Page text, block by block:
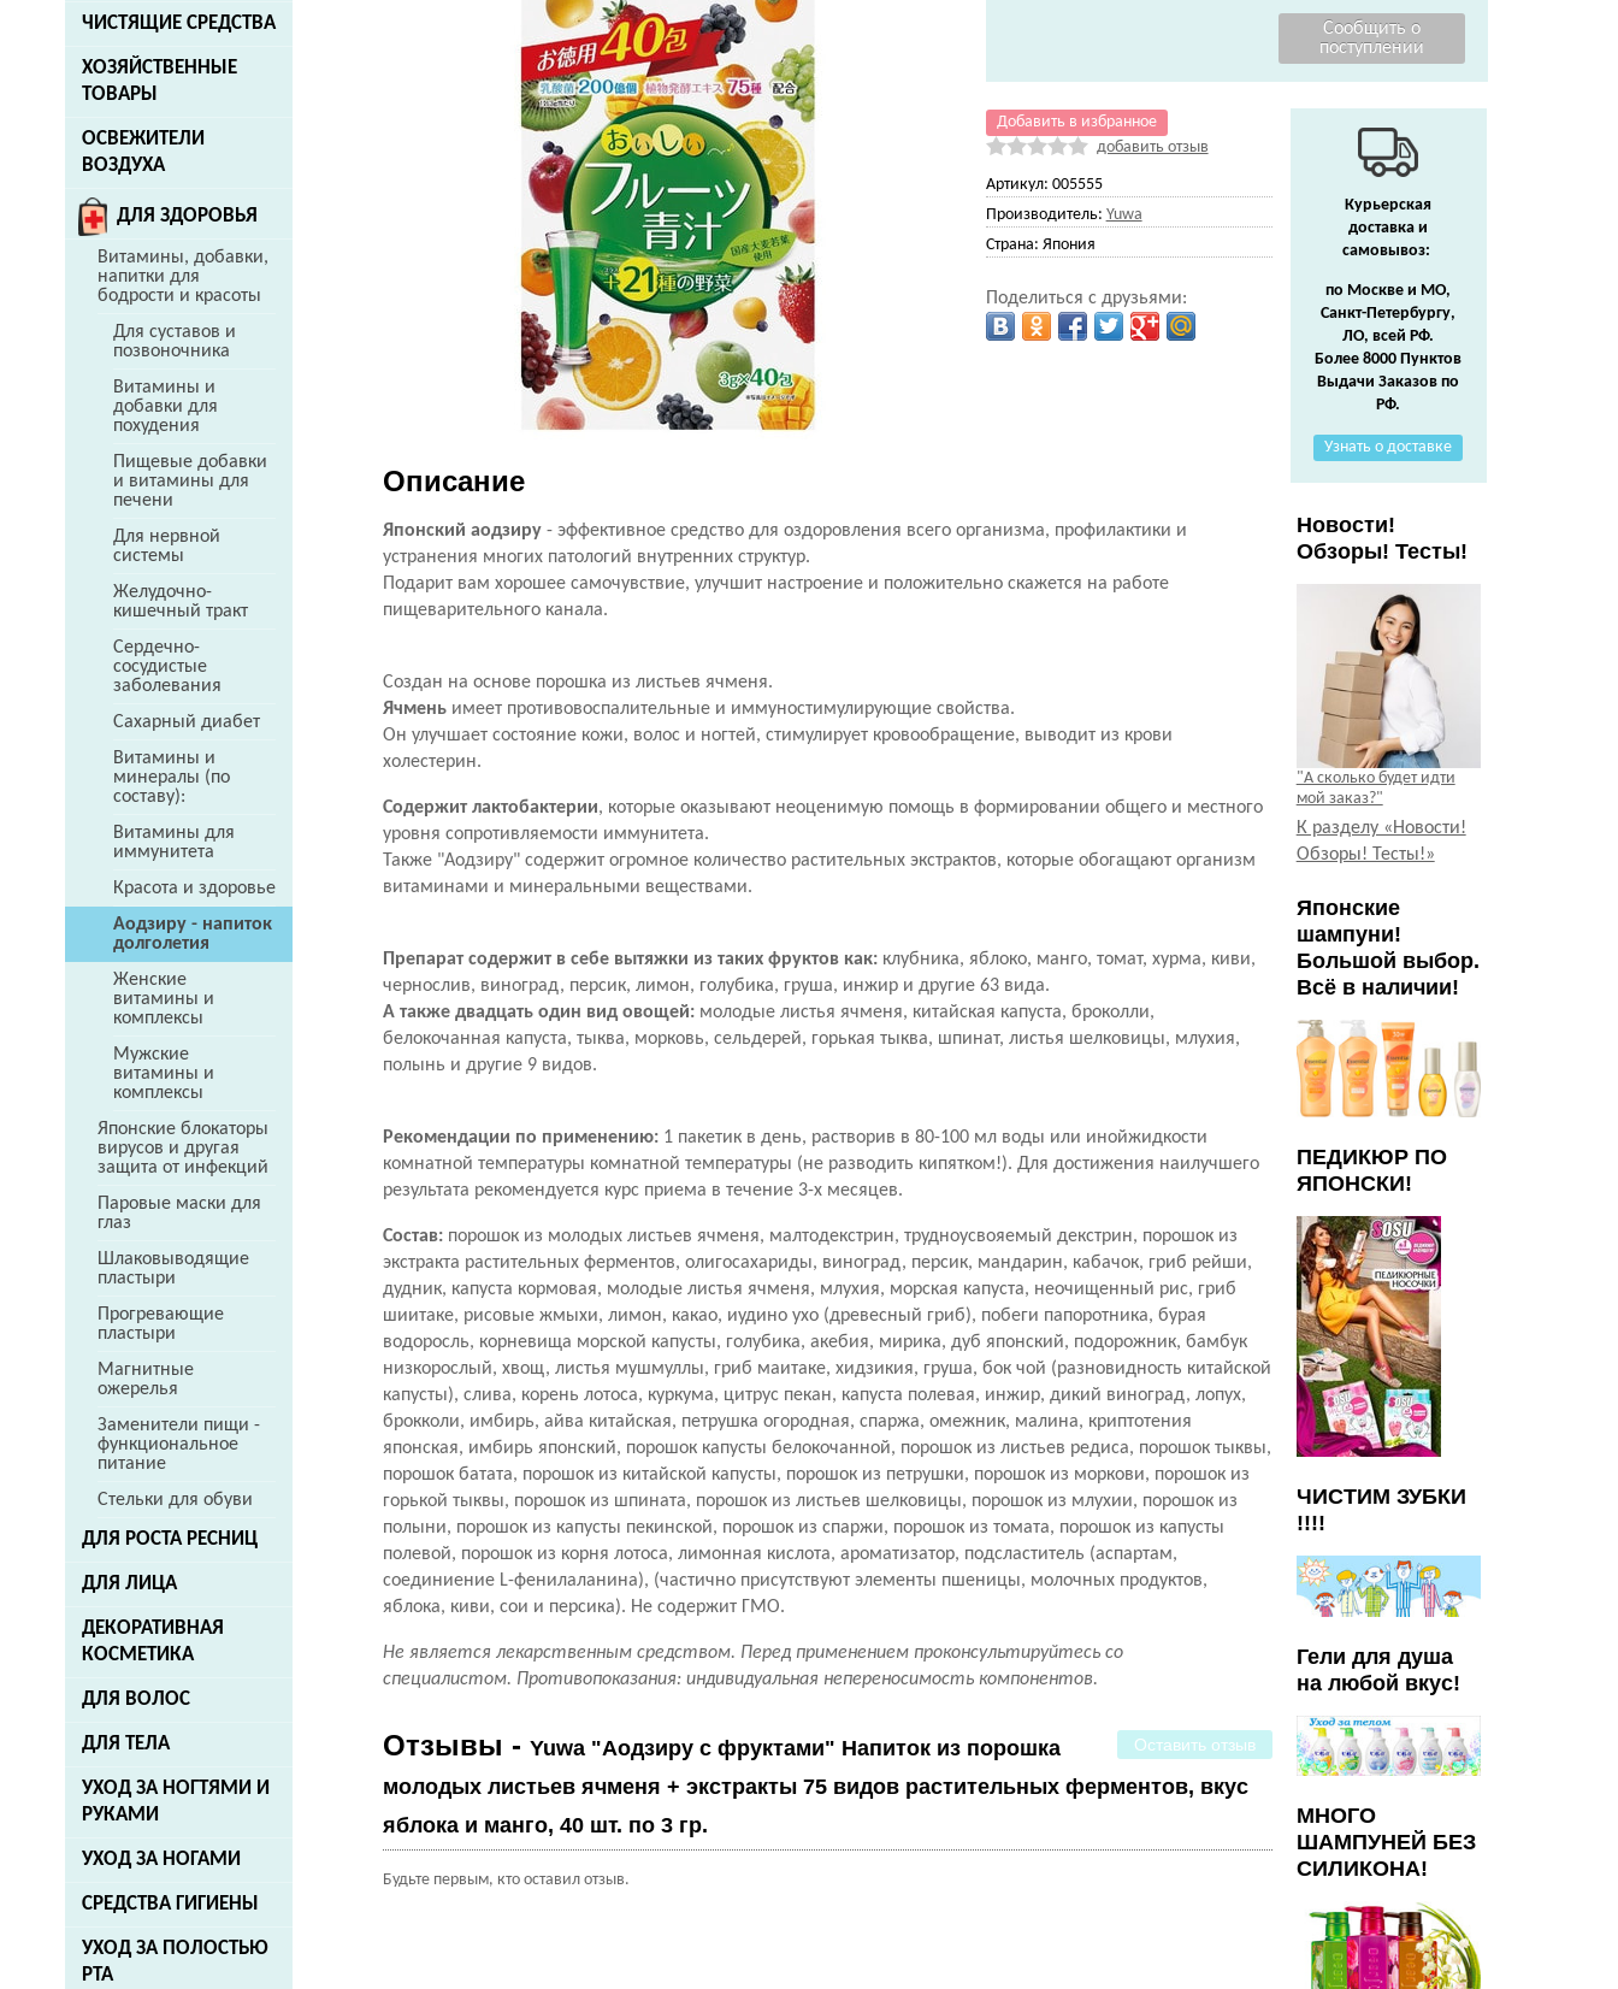
ЧИСТЯЩИЕ СРЕДСТВА
ХОЗЯЙСТВЕННЫЕ
ТОВАРЫ
ОСВЕЖИТЕЛИ
ВОЗДУХА
ДЛЯ ЗДОРОВЬЯ
Витамины, добавки,
напитки для
бодрости и красоты
Для суставов и
позвоночника
Витамины и
добавки для
похудения
Пищевые добавки
и витамины для
печени
Для нервной
системы
Желудочно-
кишечный тракт
Сердечно-
сосудистые
заболевания
Сахарный диабет
Витамины и
минералы (по
составу):
Витамины для
иммунитета
Красота и здоровье
Аодзиру - напиток
долголетия
Женские
витамины и
комплексы
Мужские
витамины и
комплексы
Японские блокаторы
вирусов и другая
защита от инфекций
Паровые маски для
глаз
Шлаковыводящие
пластыри
Прогревающие
пластыри
Магнитные
ожерелья
Заменители пищи -
функциональное
питание
Стельки для обуви
ДЛЯ РОСТА РЕСНИЦ
ДЛЯ ЛИЦА
ДЕКОРАТИВНАЯ
КОСМЕТИКА
ДЛЯ ВОЛОС
ДЛЯ ТЕЛА
УХОД ЗА НОГТЯМИ И
РУКАМИ
УХОД ЗА НОГАМИ
СРЕДСТВА ГИГИЕНЫ
УХОД ЗА ПОЛОСТЬЮ
РТА
Добавить в избранное
добавить отзыв
Артикул: 005555
Производитель: Yuwa
Страна: Япония
Поделиться с друзьями:
Описание
Японский аодзиру - эффективное средство для оздоровления всего организма, профилактики и
устранения многих патологий внутренних структур.
Подарит вам хорошее самочувствие, улучшит настроение и положительно скажется на работе
пищеварительного канала.
Создан на основе порошка из листьев ячменя.
Ячмень имеет противовоспалительные и иммуностимулирующие свойства.
Он улучшает состояние кожи, волос и ногтей, стимулирует кровообращение, выводит из крови
холестерин.
Содержит лактобактерии, которые оказывают неоценимую помощь в формировании общего и местного
уровня сопротивляемости иммунитета.
Также "Аодзиру" содержит огромное количество растительных экстрактов, которые обогащают организм
витаминами и минеральными веществами.
Препарат содержит в себе вытяжки из таких фруктов как: клубника, яблоко, манго, томат, хурма, киви,
чернослив, виноград, персик, лимон, голубика, груша, инжир и другие 63 вида.
А также двадцать один вид овощей: молодые листья ячменя, китайская капуста, броколли,
белокочанная капуста, тыква, морковь, сельдерей, горькая тыква, шпинат, листья шелковицы, млухия,
полынь и другие 9 видов.
Рекомендации по применению: 1 пакетик в день, растворив в 80-100 мл воды или инойжидкости
комнатной температуры комнатной температуры (не разводить кипятком!). Для достижения наилучшего
результата рекомендуется курс приема в течение 3-х месяцев.
Состав: порошок из молодых листьев ячменя, малтодекстрин, трудноусвояемый декстрин, порошок из
экстракта растительных ферментов, олигосахариды, виноград, персик, мандарин, кабачок, гриб рейши,
дудник, капуста кормовая, молодые листья ячменя, млухия, морская капуста, неочищенный рис, гриб
шиитаке, рисовые жмыхи, лимон, какао, иудино ухо (древесный гриб), побеги папоротника, бурая
водоросль, корневища морской капусты, голубика, акебия, мирика, дуб японский, подорожник, бамбук
низкорослый, хвощ, листья мушмуллы, гриб маитаке, хидзикия, груша, бок чой (разновидность китайской
капусты), слива, корень лотоса, куркума, цитрус пекан, капуста полевая, инжир, дикий виноград, лопух,
брокколи, имбирь, айва китайская, петрушка огородная, спаржа, омежник, малина, криптотения
японская, имбирь японский, порошок капусты белокочанной, порошок из листьев редиса, порошок тыквы,
порошок батата, порошок из китайской капусты, порошок из петрушки, порошок из моркови, порошок из
горькой тыквы, порошок из шпината, порошок из листьев шелковицы, порошок из млухии, порошок из
полыни, порошок из капусты пекинской, порошок из спаржи, порошок из томата, порошок из капусты
полевой, порошок из корня лотоса, лимонная кислота, ароматизатор, подсластитель (аспартам,
соединиение L-фенилаланина), (частично присутствуют элементы пшеницы, молочных продуктов,
яблока, киви, сои и персика). Не содержит ГМО.
Не является лекарственным средством. Перед применением проконсультируйтесь со
специалистом. Противопоказания: индивидуальная непереносимость компонентов.
Оставить отзыв
Отзывы -Yuwa "Аодзиру с фруктами" Напиток из порошка
молодых листьев ячменя + экстракты 75 видов растительных ферментов, вкус
яблока и манго, 40 шт. по 3 гр.
Будьте первым, кто оставил отзыв.
Курьерская
доставка и
самовывоз:
по Москве и МО,
Санкт-Петербургу,
ЛО, всей РФ.
Более 8000 Пунктов
Выдачи Заказов по
РФ.
Узнать о доставке
Новости!
Обзоры! Тесты!
"А сколько будет идти
мой заказ?"
К разделу «Новости!
Обзоры! Тесты!»
Японские
шампуни!
Большой выбор.
Всё в наличии!
ПЕДИКЮР ПО
ЯПОНСКИ!
ЧИСТИМ ЗУБКИ
!!!!
Гели для душа
на любой вкус!
МНОГО
ШАМПУНЕЙ БЕЗ
СИЛИКОНА!